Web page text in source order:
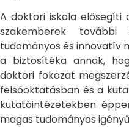
A doktori iskola elősegíti
szakemberek további
tudományos és innovatív
a biztosítéka annak,
doktori fokozat
felsőoktatásban és a
kutatóintézetekben
magas tudományos